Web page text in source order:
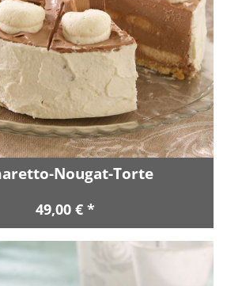
Nougat-Torte
49,00 € *